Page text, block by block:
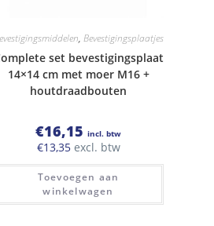
, Bevestigingsplaatjes
set bevestigingsplaat
14×14 cm met moer M16 +
houtdraadbouten
€16,15 incl. btw
€13,35excl. btw
Toevoegen aan
winkelwagen